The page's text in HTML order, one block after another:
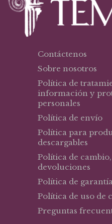
Contáctenos
Sobre nosotros
Política de
información y
personales
Política de envío
Política para
descargables
Política de
devoluciones
Política de garantía
Política de uso de
Preguntas